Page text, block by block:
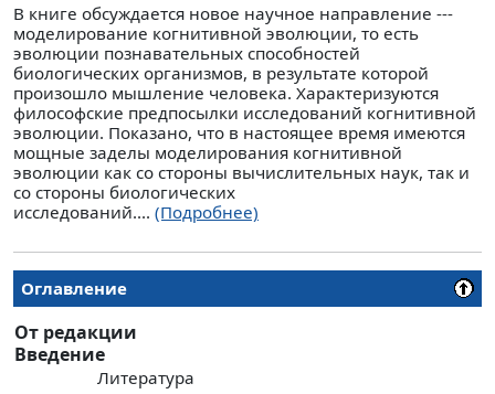
В книге обсуждается новое научное направление ---
моделирование когнитивной эволюции, то есть
эволюции познавательных способностей
биологических организмов, в результате которой
произошло мышление человека. Характеризуются
философские предпосылки исследований когнитивной
эволюции. Показано, что в настоящее время имеются
мощные заделы моделирования когнитивной
эволюции как со стороны вычислительных наук, так и
со стороны биологических
исследований.... (Подробнее)
Оглавление
От редакции
Введение
Литература